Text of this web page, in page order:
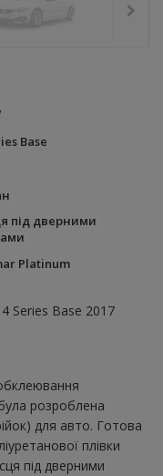
Base
під дверними
Platinum
Series Base 2017
розроблена
для авто. Готова
плівки
під дверними